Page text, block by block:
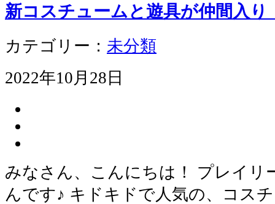
新コスチュームと遊具が仲間入り
カテゴリー： 未分類
2022年10月28日
みなさん、こんにちは！ プレイリ
んです♪ キドキドで人気の、コス